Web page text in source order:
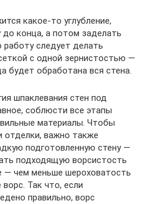
какое-то углубление,
конца, а потом заделать
следует делать
с одной зернистостью —
будет обработана вся стена.
шпаклевания стен под
соблюсти все этапы
материалы. Чтобы
отделки, важно также
подготовленную стену —
подходящую ворсистость
— чем меньше шероховатость
Так что, если
правильно, ворс